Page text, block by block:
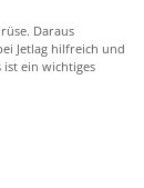
Daraus
Jetlag hilfreich und
ist ein wichtiges